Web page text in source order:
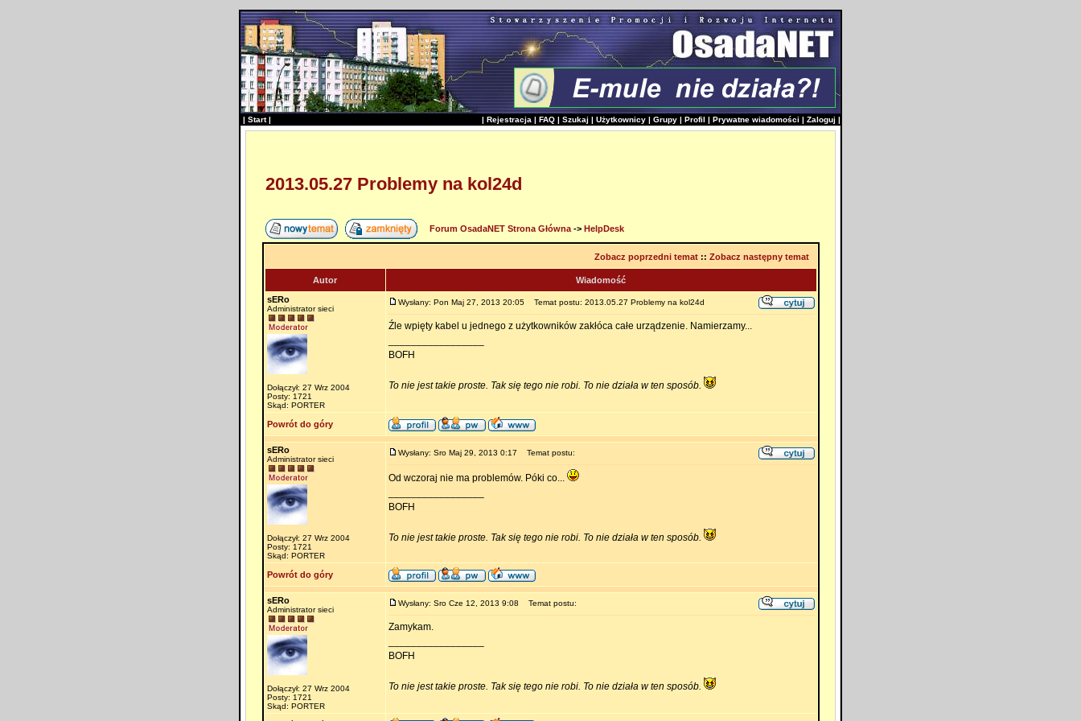
| Start| | Rejestracja | FAQ | Szukaj | Użytkownicy | Grupy | Profil | Prywatne wiadomości | Zaloguj |
2013.05.27 Problemy na kol24d
Forum OsadaNET Strona Główna-> HelpDesk
Zobacz poprzedni temat:: Zobacz następny temat
Autor
Wiadomość
sERo
Administrator sieci
Dołączył: 27 Wrz 2004
Posty: 1721
Skąd: PORTER
Wysłany: Pon Maj 27, 2013 20:05 Temat postu: 2013.05.27 Problemy na kol24d
Źle wpięty kabel u jednego z użytkowników zakłóca całe urządzenie. Namierzamy...
BOFH
To nie jest takie proste. Tak się tego nie robi. To nie działa w ten sposób.
Powrót do góry
sERo
Administrator sieci
Dołączył: 27 Wrz 2004
Posty: 1721
Skąd: PORTER
Wysłany: Sro Maj 29, 2013 0:17 Temat postu:
Od wczoraj nie ma problemów. Póki co...
BOFH
To nie jest takie proste. Tak się tego nie robi. To nie działa w ten sposób.
Powrót do góry
sERo
Administrator sieci
Dołączył: 27 Wrz 2004
Posty: 1721
Skąd: PORTER
Wysłany: Sro Cze 12, 2013 9:08 Temat postu:
Zamykam.
BOFH
To nie jest takie proste. Tak się tego nie robi. To nie działa w ten sposób.